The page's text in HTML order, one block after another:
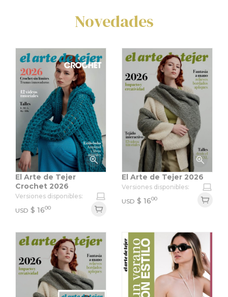
Novedades
El Arte de Tejer
Crochet 2026
Versiones disponibles:
USD $ 1600
El Arte de Tejer 2026
Versiones disponibles:
USD $ 1600